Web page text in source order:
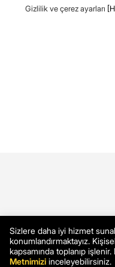
Gizlilik ve çerez ayarları
Sizlere daha iyi hizmet
konumlandırmaktayız.
kapsamında toplanıp
Metnimizi inceleyebilirsiniz.